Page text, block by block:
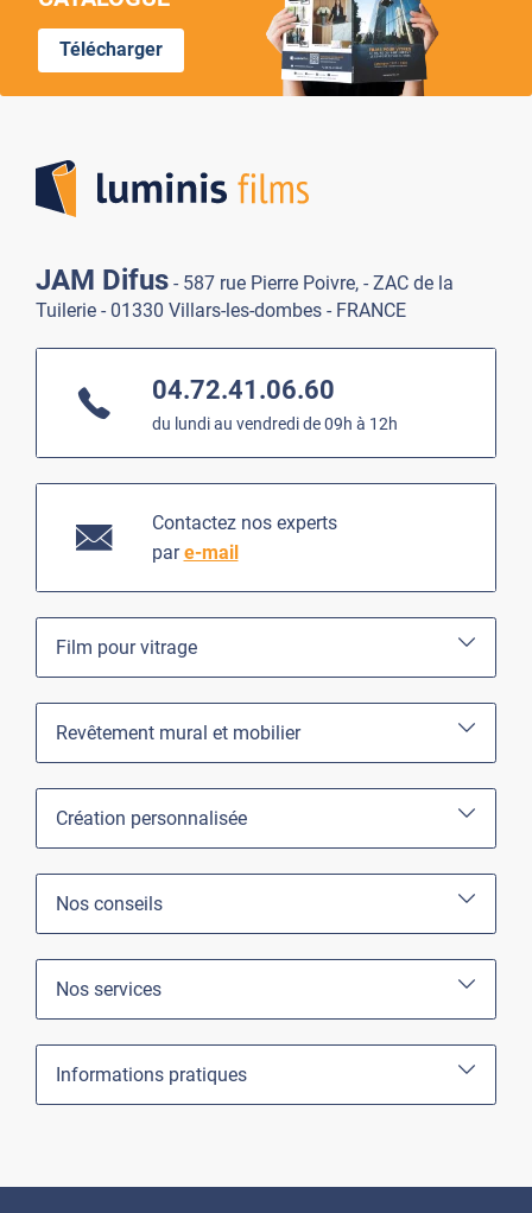
Télécharger
JAM Difus - 587 rue Pierre Poivre, - ZAC de la
Tuilerie - 01330 Villars-les-dombes - FRANCE
04.72.41.06.60
du lundi au vendredi de 09h à 12h
Contactez nos experts
pare-mail
Film pour vitrage
Revêtement mural et mobilier
Création personnalisée
Nos conseils
Nos services
Informations pratiques